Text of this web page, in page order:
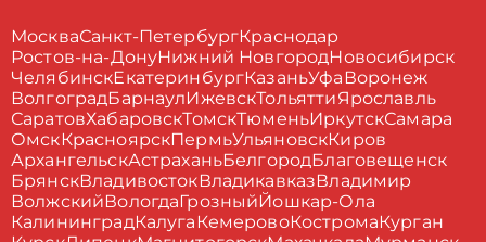
МоскваСанкт-ПетербургКраснодар
Ростов-на-ДонуНижний НовгородНовосибирск
ЧелябинскЕкатеринбургКазаньУфа Воронеж
ВолгоградБарнаулИжевскТольяттиЯрославль
СаратовХабаровскТомскТюменьИркутскСамара
ОмскКрасноярскПермьУльяновскКиров
АрхангельскАстраханьБелгородБлаговещенск
БрянскВладивостокВладикавказВладимир
ВолжскийВологдаГрозныйЙошкар-Ола
КалининградКалуга КемеровоКостромаКурган